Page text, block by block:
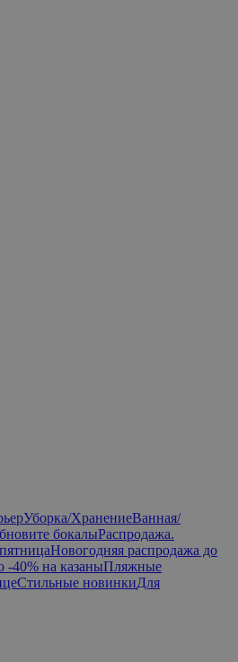
Уборка/ХранениеВанная/
бокалыРаспродажа.
Новогодняя распродажа до
-40% на казаныПляжные
Стильные новинкиДля